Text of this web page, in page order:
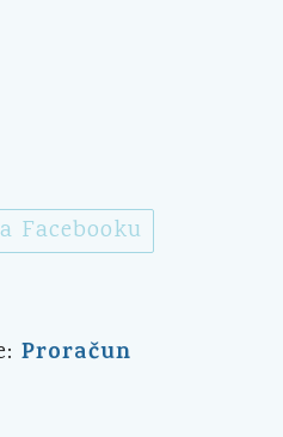
Facebooku
Proračun